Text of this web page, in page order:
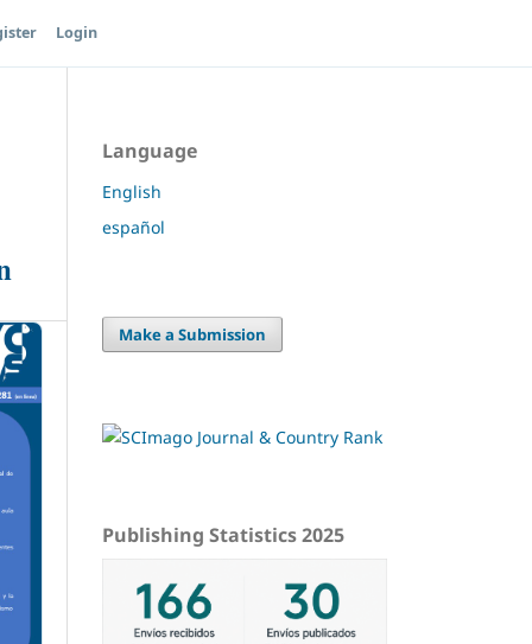
Login
Language
English
español
Make a Submission
Publishing Statistics 2025